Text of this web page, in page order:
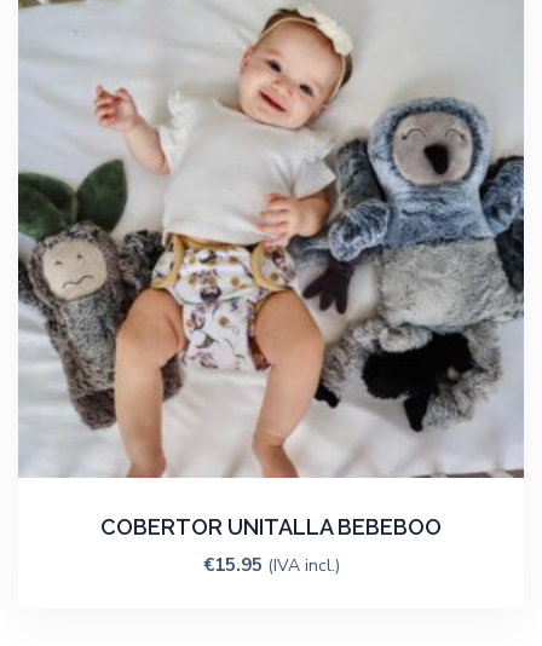
COBERTOR UNITALLA BEBEBOO
€15.95 (IVA incl.)